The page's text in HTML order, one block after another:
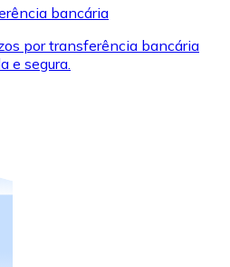
para comprar
das suas marcas favoritas
presente
bancária
por transferência bancária
e segura.